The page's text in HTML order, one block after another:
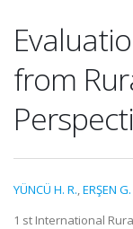
from
YÜNCÜ H. R.,ERŞEN G.
1 st International